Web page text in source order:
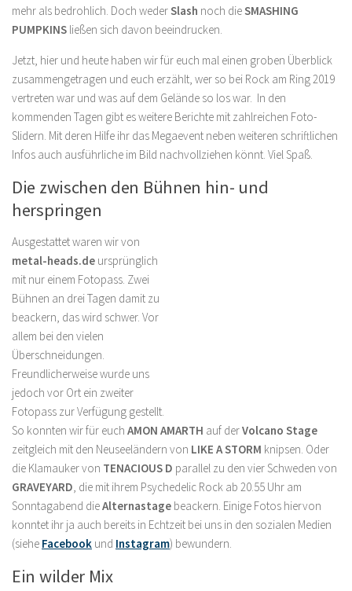
mehr als bedrohlich. Doch wederSlash noch dieSMASHING
PUMPKINS ließen sich davon beeindrucken.
Jetzt, hier und heute haben wir für euch mal einen groben Überblick
zusammengetragen und euch erzählt, wer so bei Rock am Ring 2019
vertreten war und was auf dem Gelände so los war. In den
kommenden Tagen gibt es weitere Berichte mit zahlreichen Foto-
Slidern. Mit deren Hilfe ihr das Megaevent neben weiteren schriftlichen
Infos auch ausführliche im Bild nachvollziehen könnt. Viel Spaß.
Die zwischen den Bühnen hin- und
herspringen
Ausgestattet waren wir von
metal-heads.de ursprünglich
mit nur einem Fotopass. Zwei
Bühnen an drei Tagen damit zu
beackern, das wird schwer. Vor
allem bei den vielen
Überschneidungen.
Freundlicherweise wurde uns
jedoch vor Ort ein zweiter
Fotopass zur Verfügung gestellt.
So konnten wir für euch AMON AMARTH auf derVolcano Stage
zeitgleich mit den Neuseeländern von LIKE A STORM knipsen. Oder
die Klamauker von TENACIOUS D parallel zu den vier Schweden von
GRAVEYARD, die mit ihrem Psychedelic Rock ab 20.55 Uhr am
Sonntagabend dieAlternastage beackern. Einige Fotos hiervon
konntet ihr ja auch bereits in Echtzeit bei uns in den sozialen Medien
(siehe Facebook und Instagram) bewundern.
Ein wilder Mix